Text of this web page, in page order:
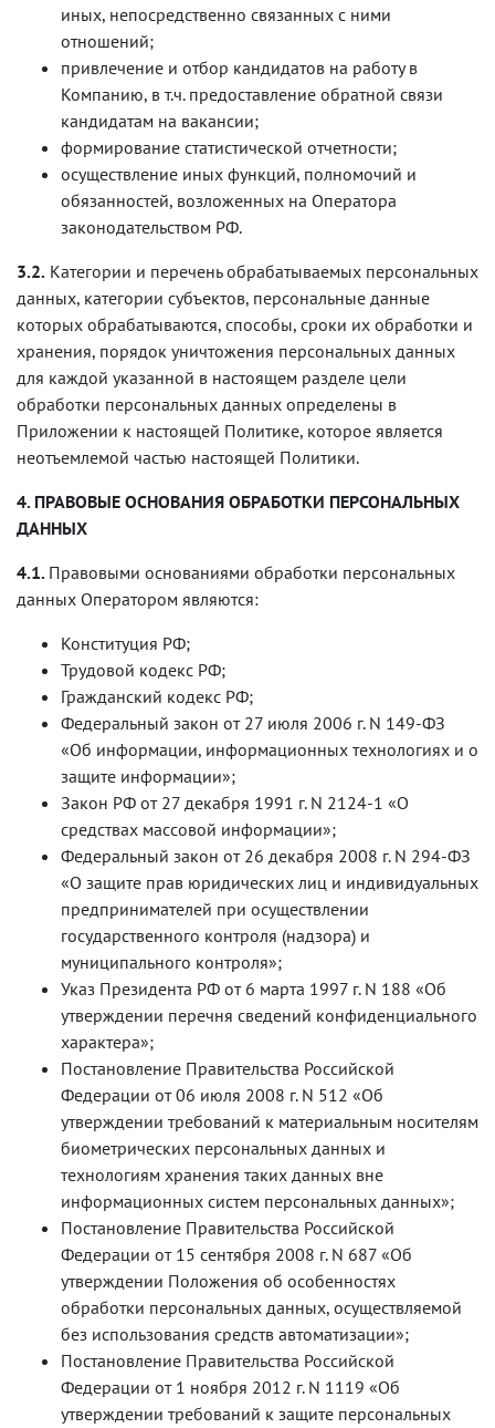
иных, непосредственно связанных с ними
отношений;
привлечение и отбор кандидатов на работу в
Компанию, в т.ч. предоставление обратной связи
кандидатам на вакансии;
формирование статистической отчетности;
осуществление иных функций, полномочий и
обязанностей, возложенных на Оператора
законодательством РФ.
3.2. Категории и перечень обрабатываемых персональных
данных, категории субъектов, персональные данные
которых обрабатываются, способы, сроки их обработки и
хранения, порядок уничтожения персональных данных
для каждой указанной в настоящем разделе цели
обработки персональных данных определены в
Приложении к настоящей Политике, которое является
неотъемлемой частью настоящей Политики.
4. ПРАВОВЫЕ ОСНОВАНИЯ ОБРАБОТКИ ПЕРСОНАЛЬНЫХ
ДАННЫХ
4.1. Правовыми основаниями обработки персональных
данных Оператором являются:
Конституция РФ;
Трудовой кодекс РФ;
Гражданский кодекс РФ;
Федеральный закон от 27 июля 2006 г. N 149-ФЗ
«Об информации, информационных технологиях и о
защите информации»;
Закон РФ от 27 декабря 1991 г. N 2124-1 «О
средствах массовой информации»;
Федеральный закон от 26 декабря 2008 г. N 294-ФЗ
«О защите прав юридических лиц и индивидуальных
предпринимателей при осуществлении
государственного контроля (надзора) и
муниципального контроля»;
Указ Президента РФ от 6 марта 1997 г. N 188 «Об
утверждении перечня сведений конфиденциального
характера»;
Постановление Правительства Российской
Федерации от 06 июля 2008 г. N 512 «Об
утверждении требований к материальным носителям
биометрических персональных данных и
технологиям хранения таких данных вне
информационных систем персональных данных»;
Постановление Правительства Российской
Федерации от 15 сентября 2008 г. N 687 «Об
утверждении Положения об особенностях
обработки персональных данных, осуществляемой
без использования средств автоматизации»;
Постановление Правительства Российской
Федерации от 1 ноября 2012 г. N 1119 «Об
утверждении требований к защите персональных